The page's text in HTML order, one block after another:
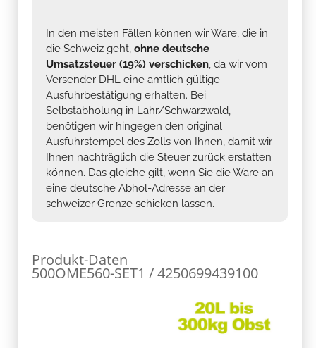
In den meisten Fällen können wir Ware, die in
die Schweiz geht, ohne deutsche
Umsatzsteuer (19%) verschicken, da wir vom
Versender DHL eine amtlich gültige
Ausfuhrbestätigung erhalten. Bei
Selbstabholung in Lahr/Schwarzwald,
benötigen wir hingegen den original
Ausfuhrstempel des Zolls von Ihnen, damit wir
Ihnen nachträglich die Steuer zurück erstatten
können. Das gleiche gilt, wenn Sie die Ware an
eine deutsche Abhol-Adresse an der
schweizer Grenze schicken lassen.
Produkt-Daten
500OME560-SET1 / 4250699439100